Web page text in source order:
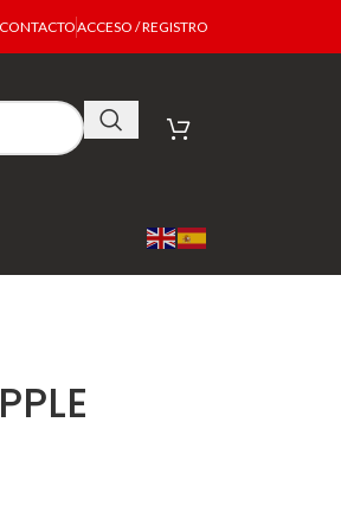
CONTACTOACCESO / REGISTRO